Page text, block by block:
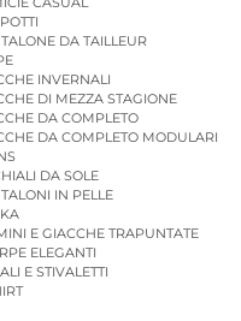
DA TAILLEUR
INVERNALI
DI MEZZA STAGIONE
DA COMPLETO
DA COMPLETO MODULARI
DA SOLE
IN PELLE
E GIACCHE TRAPUNTATE
ELEGANTI
E STIVALETTI